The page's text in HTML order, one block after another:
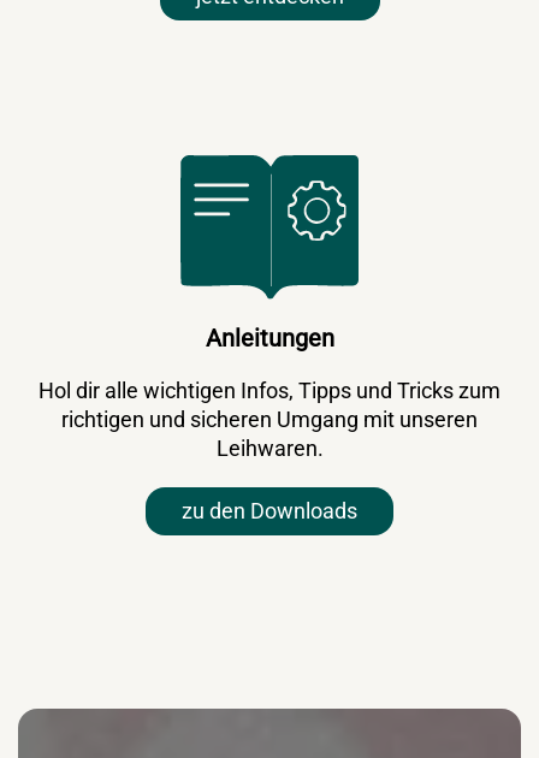
Anleitungen
Hol dir alle wichtigen Infos, Tipps und Tricks zum
richtigen und sicheren Umgang mit unseren
Leihwaren.
zu den Downloads